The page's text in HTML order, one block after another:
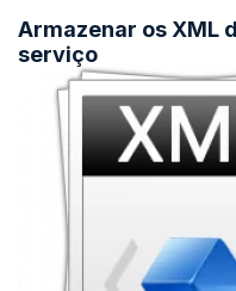
Armazenar os XML
serviço